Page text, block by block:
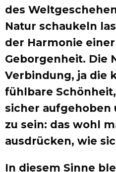
des
Natur schaukeln
der Harmonie
Geborgenheit. Die
Verbindung, ja die
fühlbare
sicher aufgehoben
zu sein: das wohl
ausdrücken, wie
In diesem Sinne